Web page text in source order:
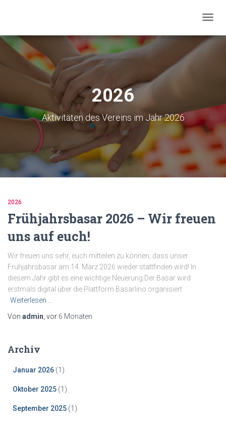
2026
Aktivitäten des Vereins im Jahr 2026
2026
Frühjahrsbasar 2026 – Wir freuen
uns auf euch!
Wir freuen uns sehr, euch mitteilen zu können, dass unser
Frühjahrsbasar am 14. März 2026 wieder stattfinden wird! In
diesem Jahr gibt es eine wichtige Neuerung:Der Basar wird
erstmals digital über die Plattform Basarlino organisiert
Weiterlesen …
Von admin , vor 6 Monaten
Archiv
Januar 2026 (1)
Oktober 2025 (1)
September 2025 (1)